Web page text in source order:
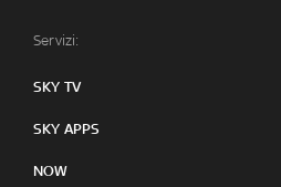
Servizi:
SKY TV
SKY APPS
NOW